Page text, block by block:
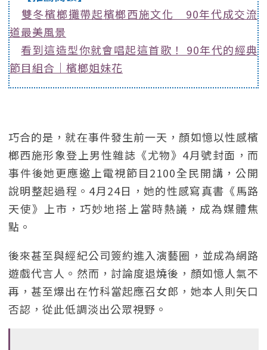
雙冬檳榔攤帶起檳榔西施文化 90年代成交流
道最美風景
看到這造型你就會唱起這首歌！ 90年代的經典
節目組合｜檳榔姐妹花
巧合的是，就在事件發生前一天，顏如憶以性感檳
榔西施形象登上男性雜誌《尤物》4月號封面，而
事件後她更應邀上電視節目2100全民開講，公開
說明整起過程。4月24日，她的性感寫真書《馬路
天使》上市，巧妙地搭上當時熱議，成為媒體焦
點。
後來甚至與經紀公司簽約進入演藝圈，並成為網路
遊戲代言人。然而，討論度退燒後，顏如憶人氣不
再，甚至爆出在竹科當起應召女郎，她本人則矢口
否認，從此低調淡出公眾視野。